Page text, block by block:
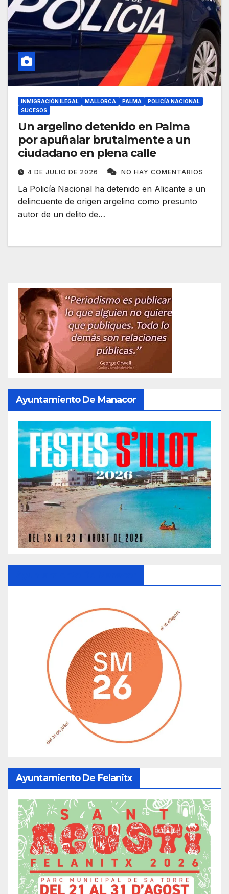
INMIGRACIÓN ILEGAL MALLORCA PALMA
POLICÍA NACIONAL
SUCESOS
Un argelino detenido en Palma
por apuñalar brutalmente a un
ciudadano en plena calle
4 DE JULIO DE 2026 NO HAY COMENTARIOS
La Policía Nacional ha detenido en Alicante a un
delincuente de origen argelino como presunto
autor de un delito de…
Ayuntamiento De Manacor
Ayuntamiento De Felanitx